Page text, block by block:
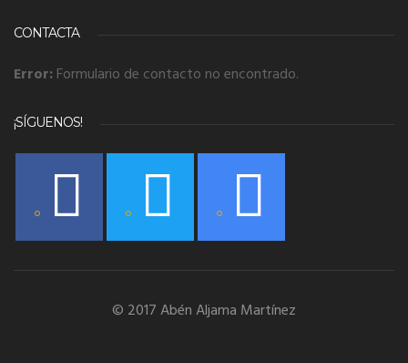
CONTACTA
Error:Formulario de contacto no encontrado.
¡SÍGUENOS!
© 2017 Abén Aljama Martínez